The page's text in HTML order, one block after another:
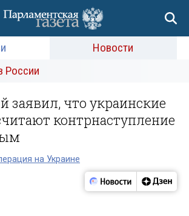
Новости
России
что украинские
контрнаступление
на Украине